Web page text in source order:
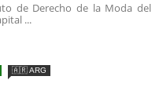
de Derecho de la Moda del
...
🇦🇷 ARG